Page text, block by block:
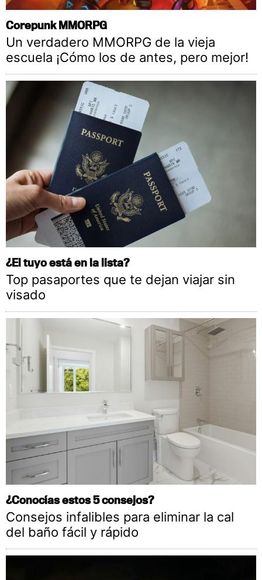
Corepunk MMORPG
Un verdadero MMORPG de la vieja
escuela ¡Cómo los de antes, pero mejor!
¿El tuyo está en la lista?
Top pasaportes que te dejan viajar sin
visado
¿Conocías estos 5 consejos?
Consejos infalibles para eliminar la cal
del baño fácil y rápido